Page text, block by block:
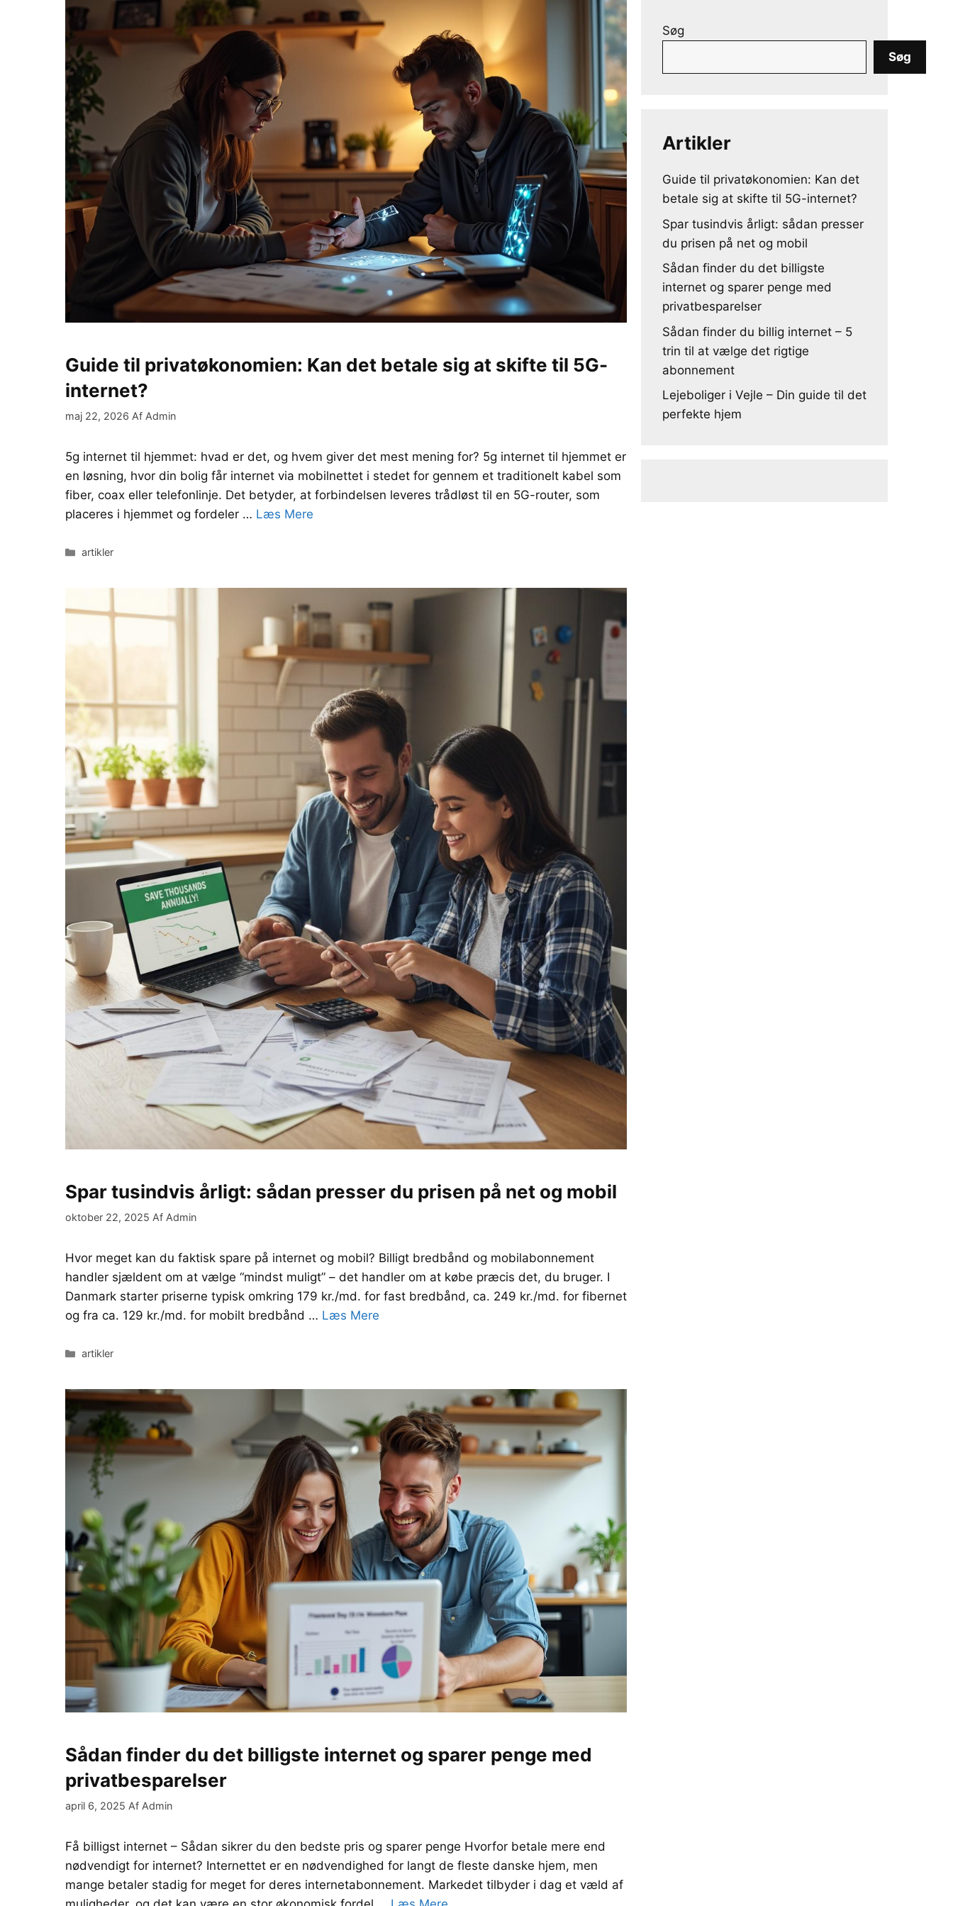
Guide til privatøkonomien: Kan det betale sig at skifte til 5G-
internet?
maj 22, 2026 Af Admin
5g internet til hjemmet: hvad er det, og hvem giver det mest mening for? 5g internet til hjemmet er
en løsning, hvor din bolig får internet via mobilnettet i stedet for gennem et traditionelt kabel som
fiber, coax eller telefonlinje. Det betyder, at forbindelsen leveres trådløst til en 5G-router, som
placeres i hjemmet og fordeler … Læs Mere
Kategorier
artikler
Spar tusindvis årligt: sådan presser du prisen på net og mobil
oktober 22, 2025 Af Admin
Hvor meget kan du faktisk spare på internet og mobil? Billigt bredbånd og mobilabonnement
handler sjældent om at vælge “mindst muligt” – det handler om at købe præcis det, du bruger. I
Danmark starter priserne typisk omkring 179 kr./md. for fast bredbånd, ca. 249 kr./md. for fibernet
og fra ca. 129 kr./md. for mobilt bredbånd … Læs Mere
Kategorier
artikler
Sådan finder du det billigste internet og sparer penge med
privatbesparelser
april 6, 2025 Af Admin
Få billigst internet – Sådan sikrer du den bedste pris og sparer penge Hvorfor betale mere end
nødvendigt for internet? Internettet er en nødvendighed for langt de fleste danske hjem, men
mange betaler stadig for meget for deres internetabonnement. Markedet tilbyder i dag et væld af
Søg
Søg
Artikler
Guide til privatøkonomien: Kan det
betale sig at skifte til 5G-internet?
Spar tusindvis årligt: sådan presser
du prisen på net og mobil
Sådan finder du det billigste
internet og sparer penge med
privatbesparelser
Sådan finder du billig internet – 5
trin til at vælge det rigtige
abonnement
Lejeboliger i Vejle – Din guide til det
perfekte hjem